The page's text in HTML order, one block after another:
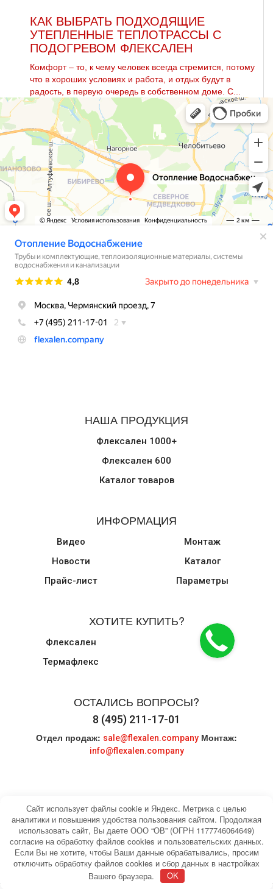
КАК ВЫБРАТЬ ПОДХОДЯЩИЕ
УТЕПЛЕННЫЕ ТЕПЛОТРАССЫ С
ПОДОГРЕВОМ ФЛЕКСАЛЕН
Комфорт – то, к чему человек всегда стремится, потому
что в хороших условиях и работа, и отдых будут в
радость, в первую очередь в собственном доме. С...
НАША ПРОДУКЦИЯ
Флексален 1000+
Флексален 600
Каталог товаров
ИНФОРМАЦИЯ
Видео
Новости
Прайс-лист
Монтаж
Каталог
Параметры
ХОТИТЕ КУПИТЬ?
Флексален
Термафлекс
ОСТАЛИСЬ ВОПРОСЫ?
8 (495) 211-17-01
Отдел продаж: sale@flexalen.company Монтаж:
info@flexalen.company
Карта сайта© 2004-2026 HEATING WATER. Все права
защищены.
Сайт использует файлы cookie и Яндекс. Метрика с целью
аналитики и повышения удобства пользования сайтом. Продолжая
использовать сайт, Вы даете ООО “ОВ” (ОГРН 1177746064649)
согласие на обработку файлов cookies и пользовательских данных.
Если Вы не хотите, чтобы Ваши данные обрабатывались, просим
отключить обработку файлов cookies и сбор данных в настройках
Вашего браузера.
OK